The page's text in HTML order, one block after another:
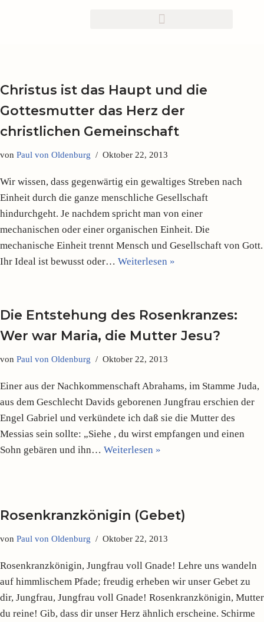
Christus ist das Haupt und die
Gottesmutter das Herz der
christlichen Gemeinschaft
von Paul von Oldenburg Oktober 22, 2013
Wir wissen, dass gegenwärtig ein gewaltiges Streben nach
Einheit durch die ganze menschliche Gesellschaft
hindurchgeht. Je nachdem spricht man von einer
mechanischen oder einer organischen Einheit. Die
mechanische Einheit trennt Mensch und Gesellschaft von Gott.
Ihr Ideal ist bewusst oder… Weiterlesen »
Die Entstehung des Rosenkranzes:
Wer war Maria, die Mutter Jesu?
von Paul von Oldenburg Oktober 22, 2013
Einer aus der Nachkommenschaft Abrahams, im Stamme Juda,
aus dem Geschlecht Davids geborenen Jungfrau erschien der
Engel Gabriel und verkündete ich daß sie die Mutter des
Messias sein sollte: „Siehe , du wirst empfangen und einen
Sohn gebären und ihn… Weiterlesen »
Rosenkranzkönigin (Gebet)
von Paul von Oldenburg Oktober 22, 2013
Rosenkranzkönigin, Jungfrau voll Gnade! Lehre uns wandeln
auf himmlischem Pfade; freudig erheben wir unser Gebet zu
dir, Jungfrau, Jungfrau voll Gnade! Rosenkranzkönigin, Mutter
du reine! Gib, dass dir unser Herz ähnlich erscheine. Schirme